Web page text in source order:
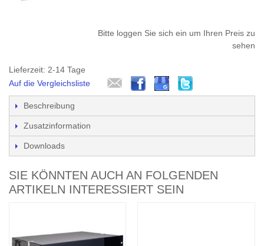
Bitte loggen Sie sich ein um Ihren Preis zu
sehen
Lieferzeit: 2-14 Tage
Auf die Vergleichsliste
Beschreibung
Zusatzinformation
Downloads
SIE KÖNNTEN AUCH AN FOLGENDEN
ARTIKELN INTERESSIERT SEIN